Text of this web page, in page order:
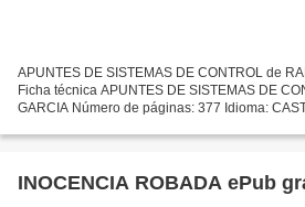
APUNTES DE SISTEMAS DE CONTROL de
Ficha técnica APUNTES DE SISTEMAS DE
GARCIA Número de páginas: 377 Idioma:
Año de...
INOCENCIA ROBADA ePub